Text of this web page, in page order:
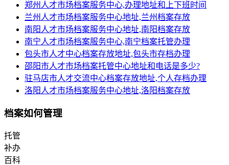
郑州人才市场档案服务中心,办理地址和上下班时间
兰州人才市场档案服务中心地址,兰州档案存放
南阳人才市场档案服务中心地址,南阳档案存放
南宁人才市场档案服务中心,南宁档案托管办理
包头市人才中心档案存放地址,包头市存档办理
邵阳市人才市场档案托管中心地址和电话是多少?
驻马店市人才交流中心档案存放地址,个人存档办理
洛阳人才市场档案服务中心地址,洛阳档案存放
档案如何管理
托管
补办
百科